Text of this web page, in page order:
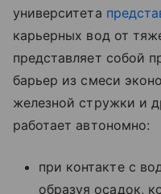
университета
карьерных вод от
представляет собой
барьер из смеси
железной стружки и
работает автономно:
при контакте с
образуя осадок,